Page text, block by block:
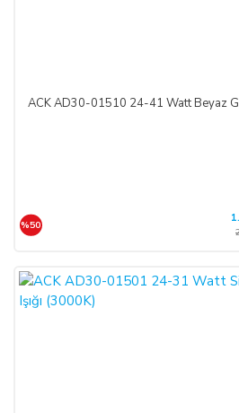
ACK AD30-01510 24-41 Watt Beyaz
%50